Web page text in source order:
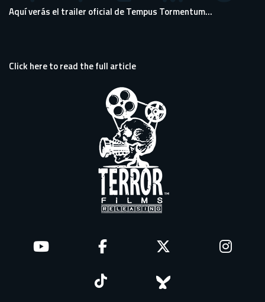
Aquí verás el trailer oficial de Tempus Tormentum...
Click here to read the full article